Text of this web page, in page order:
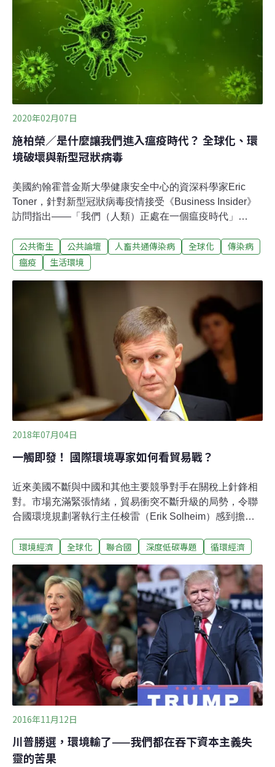
快速的空運，也因此單趟運量較小，碳排也較高。全球最
大宗的花卉買家位於歐盟和美國，最大的花卉產地則來自
厄瓜多、哥倫比亞、肯亞及衣索比亞，這些地方大量種植
了玫瑰、康乃馨及菊花等熱門花種。肯亞作為全歐盟將近
三分之一的玫瑰供應地，首都奈洛比的機場甚至有一整個
航站完全用於輸送花卉，切花（從活體的鮮花上直接切取
有價值的部分，例如莖、葉、花朵等）更
2020年02月07日
施柏榮／是什麼讓我們進入瘟疫時代？ 全球化、環
境破壞與新型冠狀病毒
美國約翰霍普金斯大學健康安全中心的資深科學家Eric
Toner，針對新型冠狀病毒疫情接受《Business Insider》
訪問指出——「我們（人類）正處在一個瘟疫時代」
壇所發布的《2020年全球風險報告》也將傳染病列為全球
必須關注的風險，顯示大規模傳染性疾病，對於人類社會
速度與廣度提出人類正處於瘟疫時代的Eric Toner，認為
「全球化」是疫情大規模擴散的主因，事實上這樣的說
法，也可以從不同層面得到驗證，比如1月26日由約翰霍
普金斯大學系統科學工程中心（CSSE）所提出的「新型
冠狀病毒擴散模擬」（Modeling the Spread of 2019-
nCoV），其模型的核心，便假設了一個由飛機所建構的
一個「全球人口網絡」，而城市就是這個全球網絡的節
點，人員流動最多的城
公共衛生 公共論壇 人畜共通傳染病 全球化
傳染病
瘟疫
生活環境
2018年07月04日
一觸即發！ 國際環境專家如何看貿易戰？
近來美國不斷與中國和其他主要競爭對手在關稅上針鋒相
對。市場充滿緊張情緒，貿易衝突不斷升級的局勢，令聯
合國環境規劃署執行主任梭雷（Erik Solheim）感到擔
境和消除貧困所做的努力。「（貿易戰）將使其他所有問
雜。」梭雷在挪威奧斯陸森林峰會上表示。貿易衝突可能
削弱探討環境議題時所需的信任，儘管川普對巴黎氣候協
定和伊朗核協議的態度已經讓全球對美國的信任處於最低
點。除了降低合作程度外，梭雷還表示，保護主義帶來的
經濟減速將「對環境非常不利，因為是在浪費資源而不是
有效利用資源。它將使環境科技的傳播速度降低。當然也
將使更多人陷入更長時間的貧困狀態」。經濟減速 全球環
境破壞減少了嗎？德國國際安全事務研究所資深研究員德
萊格（Susanne Dröge）同意梭雷所說的，全球合作和乾
淨技術流通的中斷可能會
環境經濟 全球化 聯合國 深度低碳專題 循環經濟
2016年11月12日
川普勝選，環境輸了——我們都在吞下資本主義失
靈的苦果